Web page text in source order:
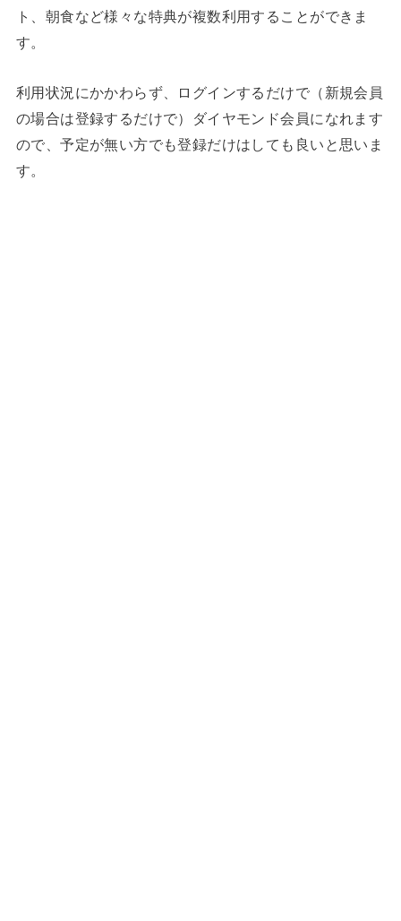
ト、朝食など様々な特典が複数利用することができま
す。
利用状況にかかわらず、ログインするだけで（新規会員
の場合は登録するだけで）ダイヤモンド会員になれます
ので、予定が無い方でも登録だけはしても良いと思いま
す。